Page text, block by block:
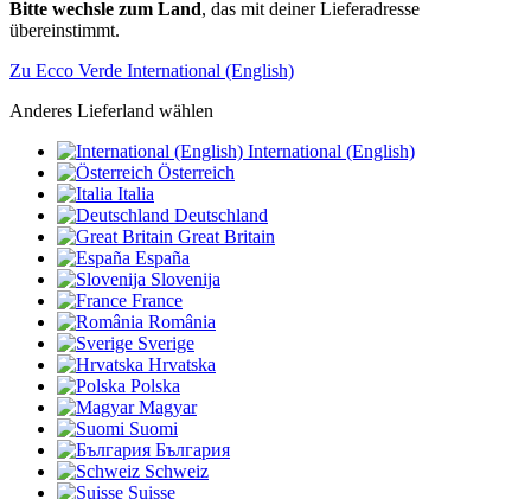
Bitte wechsle zum Land, das mit deiner Lieferadresse
übereinstimmt.
Zu Ecco Verde International (English)
Anderes Lieferland wählen
International (English)
Österreich
Italia
Deutschland
Great Britain
España
Slovenija
France
România
Sverige
Hrvatska
Polska
Magyar
Suomi
България
Schweiz
Suisse